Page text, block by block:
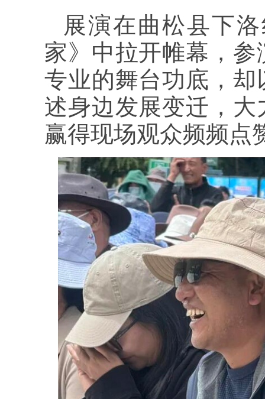
展演在曲松县下
家》中拉开帷幕，
专业的舞台功底，
述身边发展变迁，
赢得现场观众频频点